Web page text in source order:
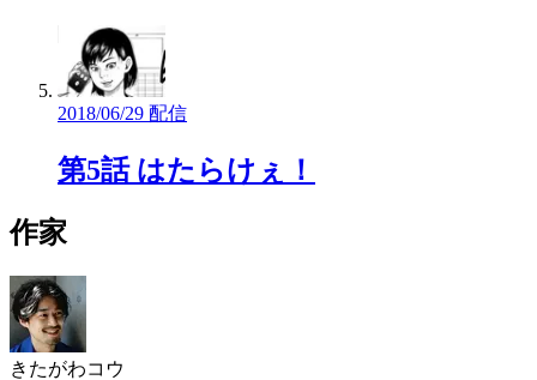
2018/06/29 配信
第5話 はたらけぇ！
作家
きたがわコウ